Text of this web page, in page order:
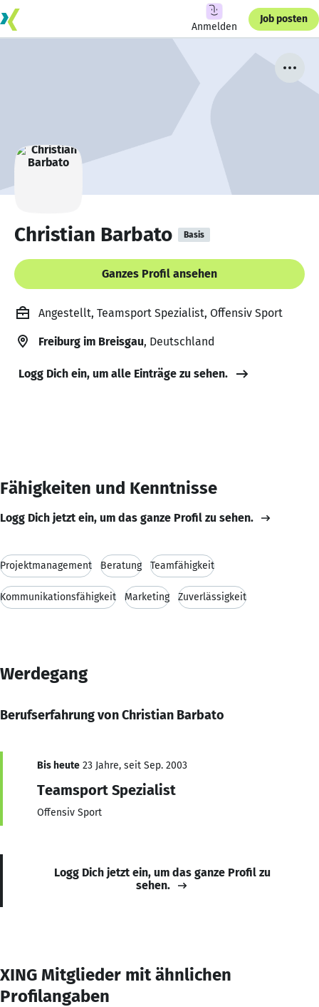
Anmelden
Job posten
Christian Barbato Basis
Ganzes Profil ansehen
Angestellt, Teamsport Spezialist, Offensiv Sport
Freiburg im Breisgau, Deutschland
Logg Dich ein, um alle Einträge zu sehen.
Fähigkeiten und Kenntnisse
Logg Dich jetzt ein, um das ganze Profil zu sehen.
Projektmanagement Beratung Teamfähigkeit
Kommunikationsfähigkeit Marketing Zuverlässigkeit
Werdegang
Berufserfahrung von Christian Barbato
Bis heute 23 Jahre, seit Sep. 2003
Teamsport Spezialist
Offensiv Sport
Logg Dich jetzt ein, um das ganze Profil zu
sehen.
XING Mitglieder mit ähnlichen
Profilangaben